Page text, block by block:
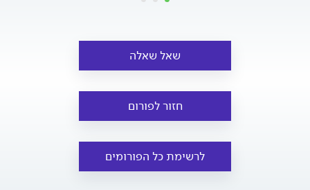
שאל שאלה
חזור לפורום
לרשימת כל הפורומים